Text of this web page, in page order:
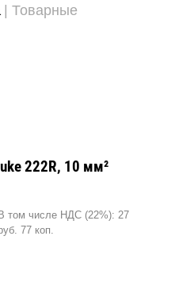
| Товарные
222R, 10 мм²
В том числе НДС (22%): 27
77 коп.